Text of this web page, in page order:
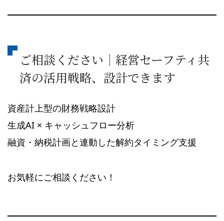
ご相談ください｜経営セーフティ共
済の活用戦略、設計できます
資産計上型の財務戦略設計
生成AI × キャッシュフロー分析
融資・納税計画と連動した解約タイミング支援
お気軽にご相談ください！